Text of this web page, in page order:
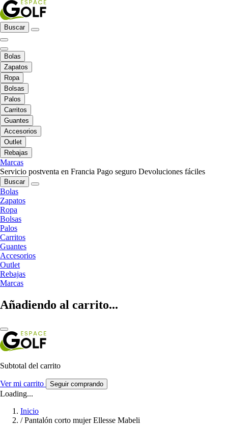
Buscar
Bolas
Zapatos
Ropa
Bolsas
Palos
Carritos
Guantes
Accesorios
Outlet
Rebajas
Marcas
Servicio postventa en Francia Pago seguro Devoluciones fáciles
Buscar
Bolas
Zapatos
Ropa
Bolsas
Palos
Carritos
Guantes
Accesorios
Outlet
Rebajas
Marcas
Añadiendo al carrito...
Subtotal del carrito
Ver mi carrito Seguir comprando
Loading...
Inicio
/ Pantalón corto mujer Ellesse Mabeli